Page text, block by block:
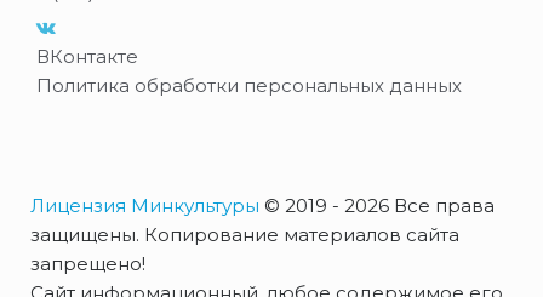
ВКонтакте
Политика обработки персональных данных
Лицензия Минкультуры © 2019 - 2026 Все права
защищены. Копирование материалов сайта
запрещено!